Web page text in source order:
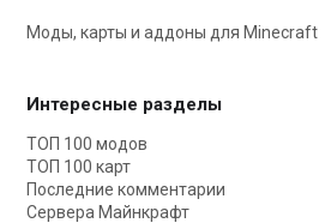
Моды, карты и аддоны для Minecraft
Интересные разделы
ТОП 100 модов
ТОП 100 карт
Последние комментарии
Сервера Майнкрафт